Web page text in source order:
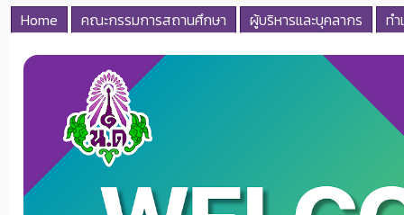
Home คณะกรรมการสถานศึกษา ผู้บริหารและบุคลากร ท